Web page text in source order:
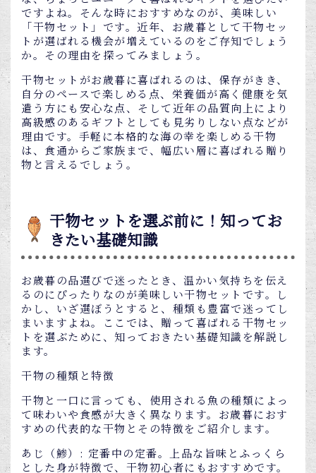
ですよね。そんな時におすすめなのが、美味しい
「干物セット」です。近年、お歳暮として干物セッ
トが選ばれる機会が増えているのをご存知でしょう
か。その理由を探ってみましょう。
干物セットがお歳暮に喜ばれるのは、保存がきき、
自分のペースで楽しめる点、栄養価が高く健康を気
遣う方にも安心な点、そして近年の品質向上により
高級感のあるギフトとしても見劣りしない点などが
理由です。手軽に本格的な海の幸を楽しめる干物
は、食通からご家族まで、幅広い層に喜ばれる贈り
物と言えるでしょう。
干物セットを選ぶ前に！知ってお
きたい基礎知識
お歳暮の品選びで迷ったとき、温かい気持ちを伝え
るのにぴったりなのが美味しい干物セットです。し
かし、いざ選ぼうとすると、種類も豊富で迷ってし
まいますよね。ここでは、贈って喜ばれる干物セッ
トを選ぶために、知っておきたい基礎知識を解説し
ます。
干物の種類と特徴
干物と一口に言っても、使用される魚の種類によっ
て味わいや食感が大きく異なります。お歳暮におす
すめの代表的な干物とその特徴をご紹介します。
あじ（鯵）: 定番中の定番。上品な旨味とふっくら
とした身が特徴で、干物初心者にもおすすめです。